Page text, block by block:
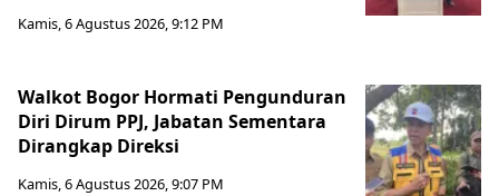
Kamis, 6 Agustus 2026, 9:12 PM
Walkot Bogor Hormati Pengunduran
Diri Dirum PPJ, Jabatan Sementara
Dirangkap Direksi
Kamis, 6 Agustus 2026, 9:07 PM